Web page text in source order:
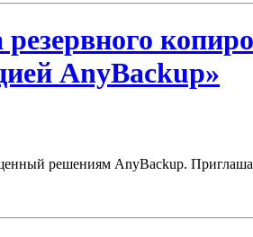
AnyBackup»
решениям AnyBackup.